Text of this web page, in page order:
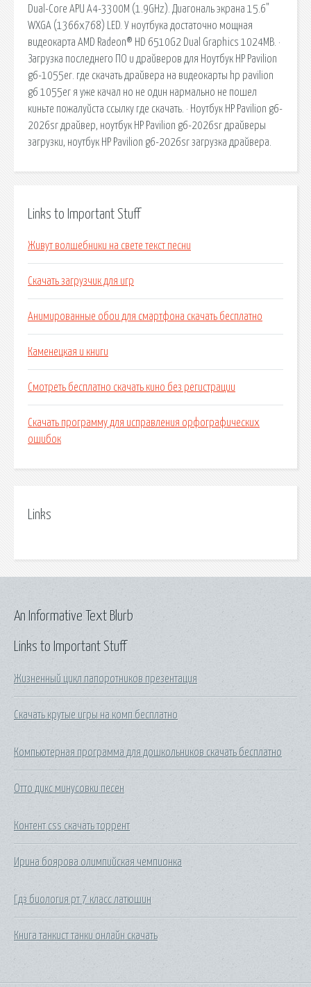
Dual-Core APU A4-3300M (1.9GHz). Диагональ экрана 15.6"
WXGA (1366x768) LED. У ноутбука достаточно мощная
видеокарта AMD Radeon® HD 6510G2 Dual Graphics 1024MB. ·
Загрузка последнего ПО и драйверов для Ноутбук HP Pavilion
g6-1055er. где скачать драйвера на видеокарты hp pavilion
g6 1055er я уже качал но не один нармально не пошел
киньте пожалуйста ссылку где скачать. · Ноутбук HP Pavilion g6-
2026sr драйвер, ноутбук HP Pavilion g6-2026sr драйверы
загрузки, ноутбук HP Pavilion g6-2026sr загрузка драйвера.
Links to Important Stuff
Живут волшебники на свете текст песни
Скачать загрузчик для игр
Анимированные обои для смартфона скачать бесплатно
Каменецкая и книги
Смотреть бесплатно скачать кино без регистрации
Скачать программу для исправления орфографических
ошибок
Links
Links to Important Stuff
Жизненный цикл папоротников презентация
Скачать крутые игры на комп бесплатно
Компьютерная программа для дошкольников скачать бесплатно
Отто дикс минусовки песен
Контент css скачать торрент
Ирина боярова олимпийская чемпионка
Гдз биология рт 7 класс латюшин
Книга танкист танки онлайн скачать
An Informative Text Blurb